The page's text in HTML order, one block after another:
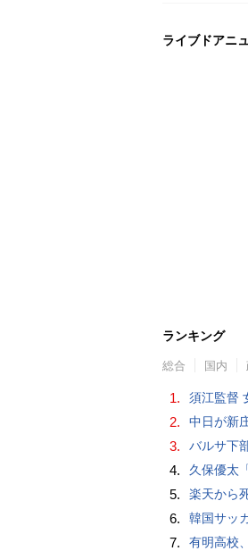
ライブドアニ
ランキング
総合 国内
1. 須江監督
2. 中日が新
3. バルサ下
4. 久保優太
5. 楽天から
6. 韓国サッカー界に衝撃
7. 有明高校